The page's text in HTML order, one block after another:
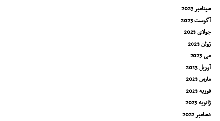
سپتامبر 2023
آگوست 2023
جولای 2023
ژوئن 2023
می 2023
آوریل 2023
مارس 2023
فوریه 2023
ژانویه 2023
دسامبر 2022